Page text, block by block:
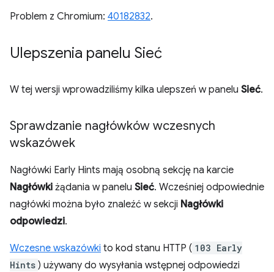
Problem z Chromium: 40182832.
Ulepszenia panelu Sieć
W tej wersji wprowadziliśmy kilka ulepszeń w panelu Sieć.
Sprawdzanie nagłówków wczesnych
wskazówek
Nagłówki Early Hints mają osobną sekcję na karcie
Nagłówki żądania w panelu Sieć. Wcześniej odpowiednie
nagłówki można było znaleźć w sekcji Nagłówki
odpowiedzi.
Wczesne wskazówki to kod stanu HTTP ( 103 Early
Hints ) używany do wysyłania wstępnej odpowiedzi